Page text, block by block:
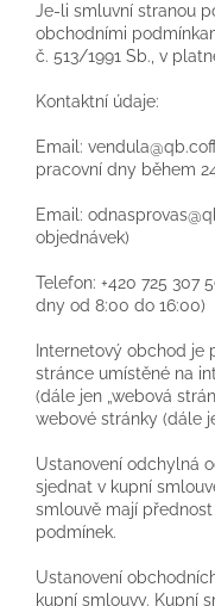
Je-li smluvní stranou
obchodními
č. 513/1991 Sb., v
Kontaktní údaje:
Email:
pracovní dny během
Email:
objednávek)
Telefon: +420 725 307
dny od 8:00 do 16:00)
Internetový obchod je
stránce umístěné na
(dále jen „webová
webové stránky (dále
Ustanovení odchylná
sjednat v kupní
smlouvě mají
podmínek.
Ustanovení
kupní smlouvy. Kupní